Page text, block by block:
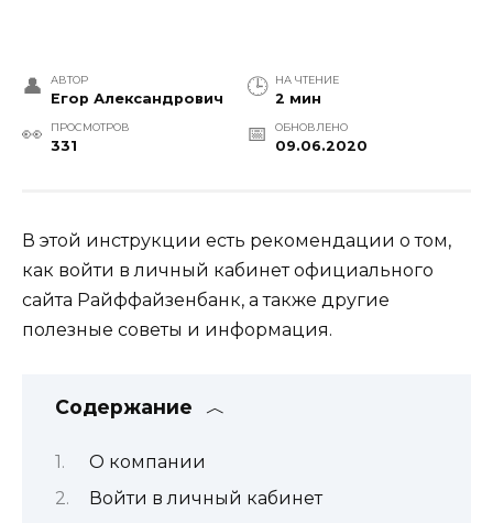
АВТОР
Егор Александрович
НА ЧТЕНИЕ
2 мин
ПРОСМОТРОВ
331
ОБНОВЛЕНО
09.06.2020
В этой инструкции есть рекомендации о том,
как войти в личный кабинет официального
сайта Райффайзенбанк, а также другие
полезные советы и информация.
Содержание
О компании
Войти в личный кабинет